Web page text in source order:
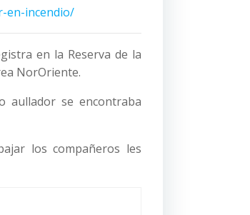
en-incendio/
en la Reserva de la
NorOriente.
aullador se encontraba
los compañeros les